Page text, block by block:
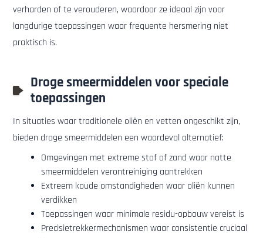
verharden of te verouderen, waardoor ze ideaal zijn voor
langdurige toepassingen waar frequente hersmering niet
praktisch is.
Droge smeermiddelen voor speciale
toepassingen
In situaties waar traditionele oliën en vetten ongeschikt zijn,
bieden droge smeermiddelen een waardevol alternatief:
Omgevingen met extreme stof of zand waar natte
smeermiddelen verontreiniging aantrekken
Extreem koude omstandigheden waar oliën kunnen
verdikken
Toepassingen waar minimale residu-opbouw vereist is
Precisietrekkermechanismen waar consistentie cruciaal